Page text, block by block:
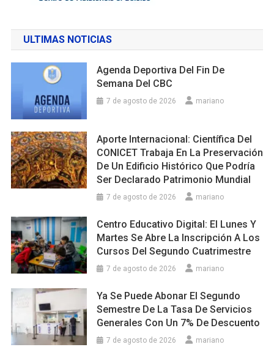
ULTIMAS NOTICIAS
Agenda Deportiva Del Fin De
Semana Del CBC
7 de agosto de 2026 mariano
Aporte Internacional: Científica Del
CONICET Trabaja En La Preservación
De Un Edificio Histórico Que Podría
Ser Declarado Patrimonio Mundial
7 de agosto de 2026 mariano
Centro Educativo Digital: El Lunes Y
Martes Se Abre La Inscripción A Los
Cursos Del Segundo Cuatrimestre
7 de agosto de 2026 mariano
Ya Se Puede Abonar El Segundo
Semestre De La Tasa De Servicios
Generales Con Un 7% De Descuento
7 de agosto de 2026 mariano